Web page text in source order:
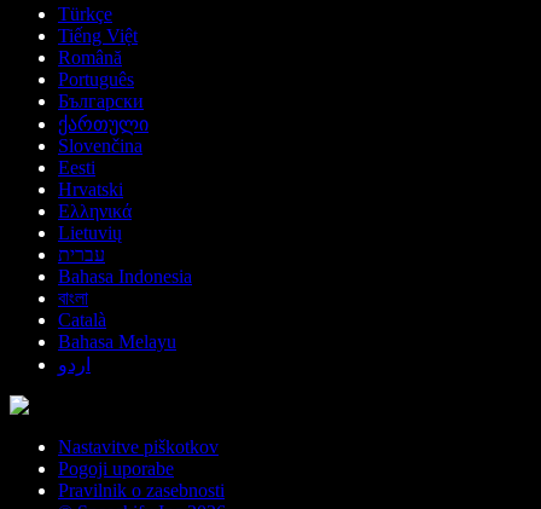
Türkçe
Tiếng Việt
Română
Português
Български
ქართული
Slovenčina
Eesti
Hrvatski
Ελληνικά
Lietuvių
עברית
Bahasa Indonesia
বাংলা
Català
Bahasa Melayu
اردو
Nastavitve piškotkov
Pogoji uporabe
Pravilnik o zasebnosti